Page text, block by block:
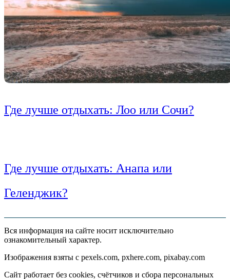
Где лучше отдыхать: Лоо или Сочи?
Где лучше отдыхать: Анапа или
Геленджик?
Вся информация на сайте носит исключительно
ознакомительный характер.
Изображения взяты с pexels.com, pxhere.com, pixabay.com
Сайт работает без cookies, счётчиков и сбора персональных